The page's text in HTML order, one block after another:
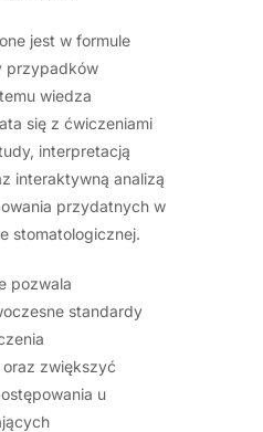
jest w formule
przypadków
wiedza
się z ćwiczeniami
interpretacją
interaktywną analizą
przydatnych w
stomatologicznej.
pozwala
standardy
zwiększyć
u